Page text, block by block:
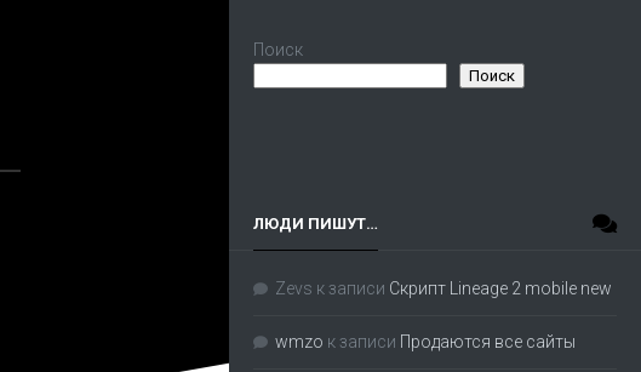
Поиск
Поиск
ЛЮДИ ПИШУТ…
Zevs к записи Скрипт Lineage 2 mobile new
wmzo к записи Продаются все сайты